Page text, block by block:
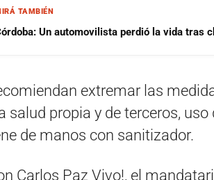
TAMBIÉN
Un automovilista perdió la vida tras
extremar las
salud propia y de terceros,
de manos con sanitizador.
Carlos Paz Vivo!, el